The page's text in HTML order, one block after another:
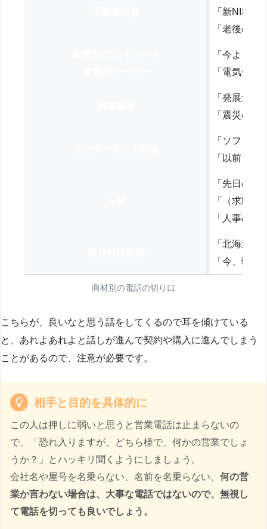
「新NISA
「老後の
「今より
「電気代を
「発展途
「震災の
「ソフト
「以前、
「先日の
「（求職
「人事の方
「北海道
「今、弊
商材別の電話の切り口
こちらが、良いなと思う話をしてくるので耳を傾けている
と、あれよあれよと話しが進んで契約や購入に進んでしまう
ことがあるので、注意が必要です。
相手と目的を具体的に
この人は押しに弱いと思うと営業電話は止まらないの
で、「恐れ入りますが、どちら様で、何かの営業でしょ
うか？」とハッキリ聞くようにしましょう。
会社名や屋号を名乗らない、名前を名乗らない、 何の営
業か言わない場合は、大事な電話ではないので、無視し
て電話を切っても良いでしょう。